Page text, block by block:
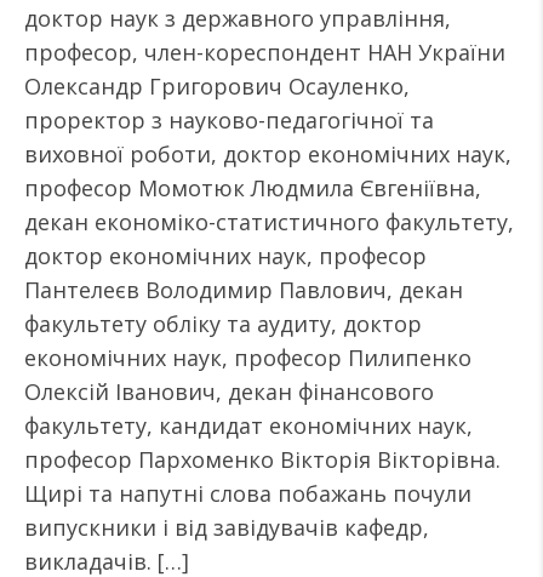
доктор наук з державного управління,
професор, член-кореспондент НАН України
Олександр Григорович Осауленко,
проректор з науково-педагогічної та
виховної роботи, доктор економічних наук,
професор Момотюк Людмила Євгеніївна,
декан економіко-статистичного факультету,
доктор економічних наук, професор
Пантелеєв Володимир Павлович, декан
факультету обліку та аудиту, доктор
економічних наук, професор Пилипенко
Олексій Іванович, декан фінансового
факультету, кандидат економічних наук,
професор Пархоменко Вікторія Вікторівна.
Щирі та напутні слова побажань почули
випускники і від завідувачів кафедр,
викладачів. […]